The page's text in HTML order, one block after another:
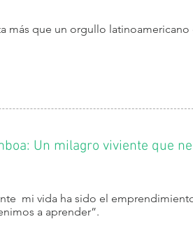
más que un orgullo
Un milagro viviente que
mi vida ha sido el
a aprender”.